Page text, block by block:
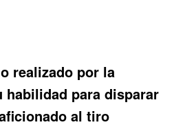
realizado por la
para disparar
al tiro